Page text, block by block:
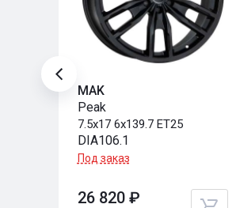
MAK
Peak
7.5x17 6x139.7 ET25
DIA106.1
Под заказ
26 820 ₽